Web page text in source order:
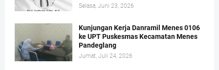
Selasa, Juni 23, 2026
Kunjungan Kerja Danramil Menes 0106
ke UPT Puskesmas Kecamatan Menes
Pandeglang
Jumat, Juli 24, 2026